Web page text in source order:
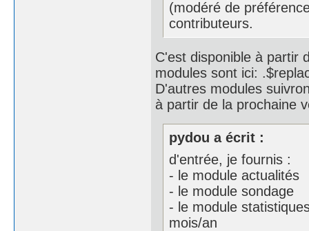
(modéré de
contributeurs.
C'est disponible à partir
modules sont ici:
D'autres modules
à partir de la prochaine
pydou a écrit :
d'entrée, je fournis :
- le module actualités
- le module sondage
- le module
mois/an